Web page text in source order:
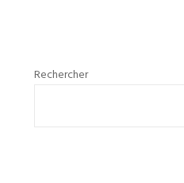
Rechercher